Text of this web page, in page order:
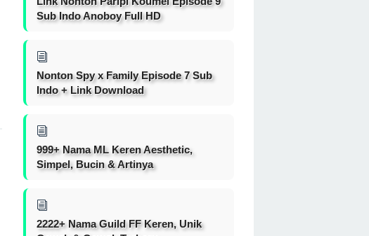
Sub Indo Anoboy Full HD
Nonton Spy x Family Episode 7 Sub
Indo + Link Download
999+ Nama ML Keren Aesthetic,
Simpel, Bucin & Artinya
2222+ Nama Guild FF Keren, Unik